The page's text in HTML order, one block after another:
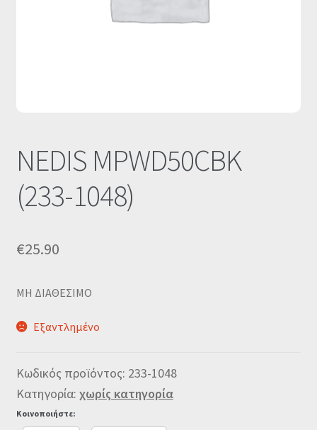
NEDIS MPWD50CBK
(233-1048)
€25.90
MΗ ΔΙΑΘΕΣΙΜΟ
Εξαντλημένο
Κωδικός προϊόντος: 233-1048
Κατηγορία: χωρίς κατηγορία
Κοινοποιήστε: